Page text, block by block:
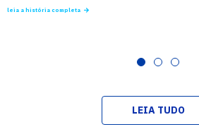
leia a história completa
LEIA TUDO